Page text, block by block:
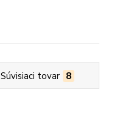
Súvisiaci tovar 8